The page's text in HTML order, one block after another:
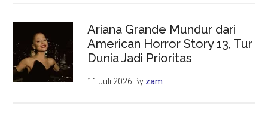
Ariana Grande Mundur dari
American Horror Story 13, Tur
Dunia Jadi Prioritas
11 Juli 2026 By zam